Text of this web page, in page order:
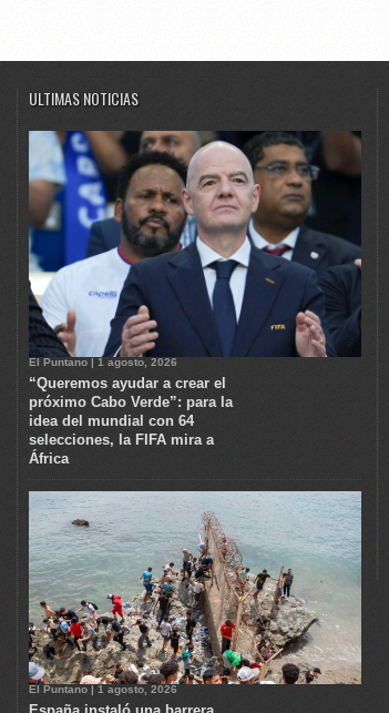
ULTIMAS NOTICIAS
El Puntano | 1 agosto, 2026
“Queremos ayudar a crear el
próximo Cabo Verde”: para la
idea del mundial con 64
selecciones, la FIFA mira a
África
El Puntano | 1 agosto, 2026